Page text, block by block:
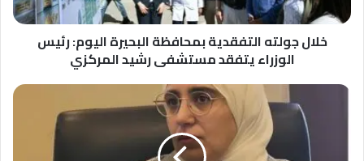
يتفقد
مستشفى
خلال جولته التفقدية بمحافظة البحيرة اليوم: رئيس
الوزراء يتفقد مستشفى رشيد المركزي
عبير